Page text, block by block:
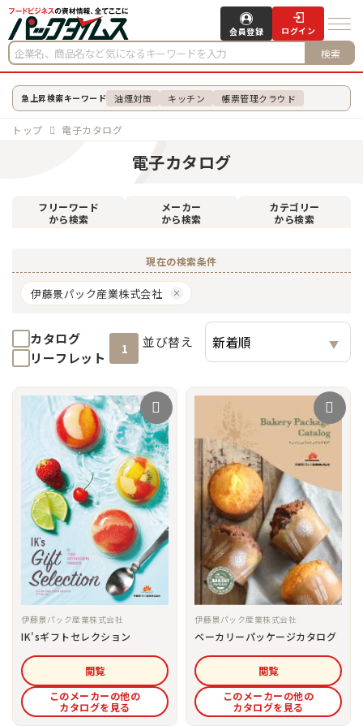
検索
会員登録 ログイン
急上昇検索キーワード 油煙対策 キッチン 帳票管理クラウド
トップ 電子カタログ
電子カタログ
フリーワード
から検索
メーカー
から検索
カテゴリー
から検索
現在の検索条件
伊藤景パック産業株式会社
カタログ
リーフレット
1 並び替え
伊藤景パック産業株式会社
IK'sギフトセレクション
閲覧
このメーカーの他の
カタログを見る
伊藤景パック産業株式会社
ベーカリーパッケージカタログ
閲覧
このメーカーの他の
カタログを見る